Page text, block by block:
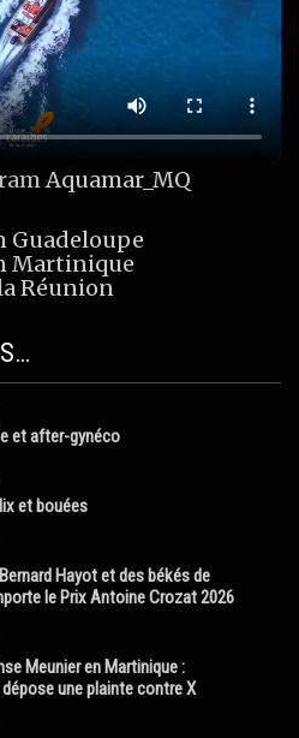
Aquamar_MQ
Guadeloupe
Martinique
Réunion
et after-gynéco
et bouées
Hayot et des békés de
le Prix Antoine Crozat 2026
Meunier en Martinique :
dépose une plainte contre X